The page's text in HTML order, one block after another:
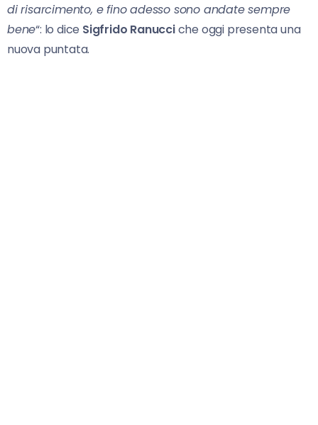
di risarcimento, e fino adesso sono andate sempre
bene“: lo dice Sigfrido Ranucciche oggi presenta una
nuova puntata.